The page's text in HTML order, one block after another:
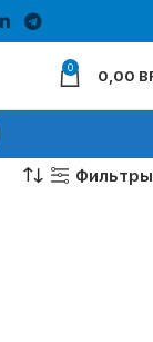
0 0,00
Фильтры